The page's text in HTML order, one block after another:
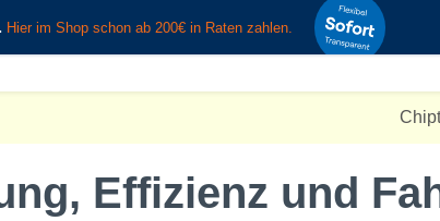
Diagnose Schulungen
Fileservice
Effizienz und